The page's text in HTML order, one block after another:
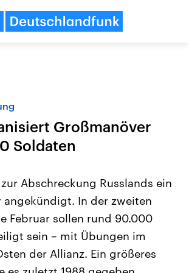
Anhalt
am 6.
neuen
wird das
Koalition aus
Aktuelle Beiträge,
Hintergründe
Wirtschaftlich und
gehören die Vereinigten
den mächtigsten Ländern
mit großem Einfluss auf
Großmanöver
Soldaten
zur Abschreckung Russlands ein
angekündigt. In der zweiten
Februar sollen rund 90.000
sein – mit Übungen im
der Allianz. Ein größeres